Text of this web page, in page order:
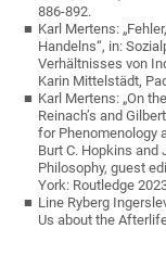
886-892.
Karl Mertens:
Handelns“, in:
Verhältnisses von
Karin Mittelstädt,
Karl Mertens: „On
Reinach’s and
for Phenomenology
Burt C. Hopkins and
Philosophy, guest
York: Routledge
Line Ryberg
Us about the